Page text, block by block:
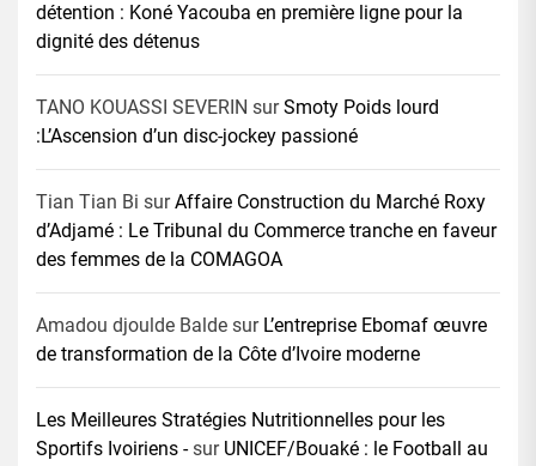
détention : Koné Yacouba en première ligne pour la
dignité des détenus
TANO KOUASSI SEVERIN surSmoty Poids lourd
:L’Ascension d’un disc-jockey passioné
Tian Tian Bi surAffaire Construction du Marché Roxy
d’Adjamé : Le Tribunal du Commerce tranche en faveur
des femmes de la COMAGOA
Amadou djoulde Balde sur L’entreprise Ebomaf œuvre
de transformation de la Côte d’Ivoire moderne
Les Meilleures Stratégies Nutritionnelles pour les
Sportifs Ivoiriens -sur UNICEF/Bouaké : le Football au